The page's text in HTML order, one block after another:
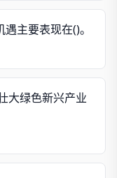
主要表现在()。
大绿色新兴产业